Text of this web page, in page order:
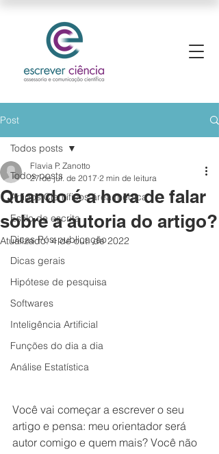
Post
Todos posts
Artigos Científicos área médica
Estilo de escrita
Dicas Pós-publicação
Dicas gerais
Hipótese de pesquisa
Softwares
Inteligência Artificial
Funções do dia a dia
Análise Estatística
Todos posts
Quando é a hora de falar
sobre a autoria do artigo?
Flavia P. Zanotto
27 de jul. de 2017 2 min de leitura
Atualizado:4 de out. de 2022
Você vai começar a escrever o seu
artigo e pensa: meu orientador será
autor comigo e quem mais? Você não